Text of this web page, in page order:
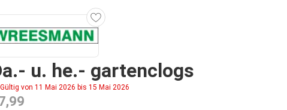
u. he.- gartenclogs
von 11 Mai 2026 bis 15 Mai 2026